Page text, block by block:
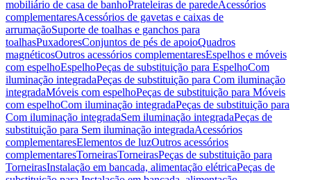
mobiliário de casa de banhoPrateleiras de paredeAcessórios
complementaresAcessórios de gavetas e caixas de
arrumaçãoSuporte de toalhas e ganchos para
toalhasPuxadoresConjuntos de pés de apoioQuadros
magnéticosOutros acessórios complementaresEspelhos e móveis
com espelhoEspelhoPeças de substituição para EspelhoCom
iluminação integradaPeças de substituição para Com iluminação
integradaMóveis com espelhoPeças de substituição para Móveis
com espelhoCom iluminação integradaPeças de substituição para
Com iluminação integradaSem iluminação integradaPeças de
substituição para Sem iluminação integradaAcessórios
complementaresElementos de luzOutros acessórios
complementaresTorneirasTorneirasPeças de substituição para
TorneirasInstalação em bancada, alimentação elétricaPeças de